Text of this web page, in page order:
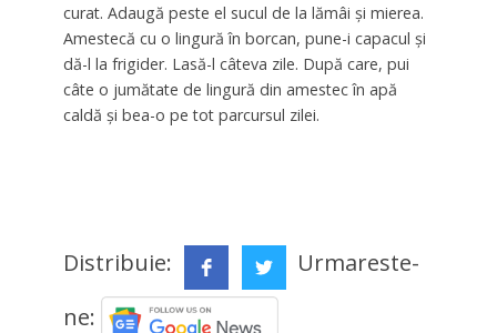
curat. Adaugă peste el sucul de la lămâi și mierea.
Amestecă cu o lingură în borcan, pune-i capacul și
dă-l la frigider. Lasă-l câteva zile. După care, pui
câte o jumătate de lingură din amestec în apă
caldă și bea-o pe tot parcursul zilei.
Distribuie:
Urmareste-
ne: